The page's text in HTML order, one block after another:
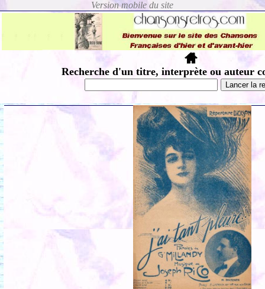
Recherche d'un titre, interprète ou auteur